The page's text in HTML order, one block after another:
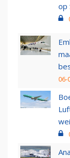
op
06-